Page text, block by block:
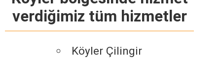
verdiğimiz tüm hizmetler
Köyler Çilingir